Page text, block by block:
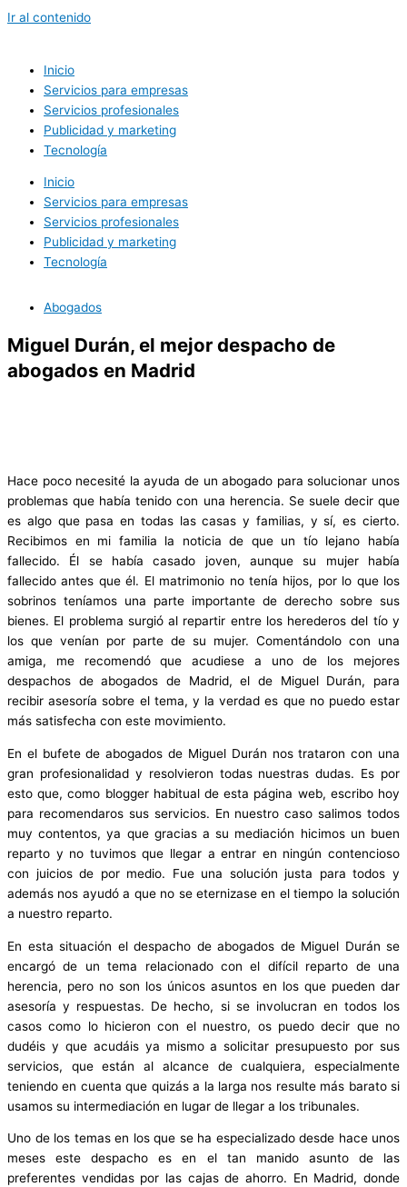
Ir al contenido
Inicio
Servicios para empresas
Servicios profesionales
Publicidad y marketing
Tecnología
Inicio
Servicios para empresas
Servicios profesionales
Publicidad y marketing
Tecnología
Abogados
Miguel Durán, el mejor despacho de
abogados en Madrid
Hace poco necesité la ayuda de un abogado para solucionar unos
problemas que había tenido con una herencia. Se suele decir que
es algo que pasa en todas las casas y familias, y sí, es cierto.
Recibimos en mi familia la noticia de que un tío lejano había
fallecido. Él se había casado joven, aunque su mujer había
fallecido antes que él. El matrimonio no tenía hijos, por lo que los
sobrinos teníamos una parte importante de derecho sobre sus
bienes. El problema surgió al repartir entre los herederos del tío y
los que venían por parte de su mujer. Comentándolo con una
amiga, me recomendó que acudiese a uno de los mejores
despachos de abogados de Madrid, el de Miguel Durán, para
recibir asesoría sobre el tema, y la verdad es que no puedo estar
más satisfecha con este movimiento.
En el bufete de abogados de Miguel Durán nos trataron con una
gran profesionalidad y resolvieron todas nuestras dudas. Es por
esto que, como blogger habitual de esta página web, escribo hoy
para recomendaros sus servicios. En nuestro caso salimos todos
muy contentos, ya que gracias a su mediación hicimos un buen
reparto y no tuvimos que llegar a entrar en ningún contencioso
con juicios de por medio. Fue una solución justa para todos y
además nos ayudó a que no se eternizase en el tiempo la solución
a nuestro reparto.
En esta situación el despacho de abogados de Miguel Durán se
encargó de un tema relacionado con el difícil reparto de una
herencia, pero no son los únicos asuntos en los que pueden dar
asesoría y respuestas. De hecho, si se involucran en todos los
casos como lo hicieron con el nuestro, os puedo decir que no
dudéis y que acudáis ya mismo a solicitar presupuesto por sus
servicios, que están al alcance de cualquiera, especialmente
teniendo en cuenta que quizás a la larga nos resulte más barato si
usamos su intermediación en lugar de llegar a los tribunales.
Uno de los temas en los que se ha especializado desde hace unos
meses este despacho es en el tan manido asunto de las
preferentes vendidas por las cajas de ahorro. En Madrid, donde